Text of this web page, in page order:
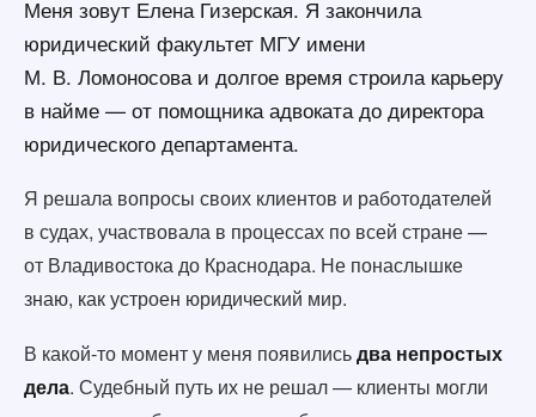
Меня зовут Елена Гизерская. Я закончила
юридический факультет МГУ имени
М. В. Ломоносова и долгое время строила карьеру
в найме — от помощника адвоката до директора
юридического департамента.
Я решала вопросы своих клиентов и работодателей
в судах, участвовала в процессах по всей стране —
от Владивостока до Краснодара. Не понаслышке
знаю, как устроен юридический мир.
В какой-то момент у меня появилисьдва непростых
дела. Судебный путь их не решал — клиенты могли